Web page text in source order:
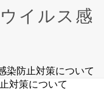
イルス感
染防止対策について